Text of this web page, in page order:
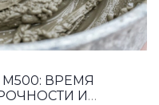
ВРЕМЯ
И